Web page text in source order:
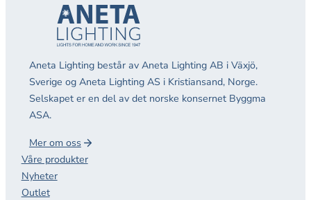
Aneta Lighting består av Aneta Lighting AB i Växjö,
Sverige og Aneta Lighting AS i Kristiansand, Norge.
Selskapet er en del av det norske konsernet Byggma
ASA.
Mer om oss
Våre produkter
Nyheter
Outlet